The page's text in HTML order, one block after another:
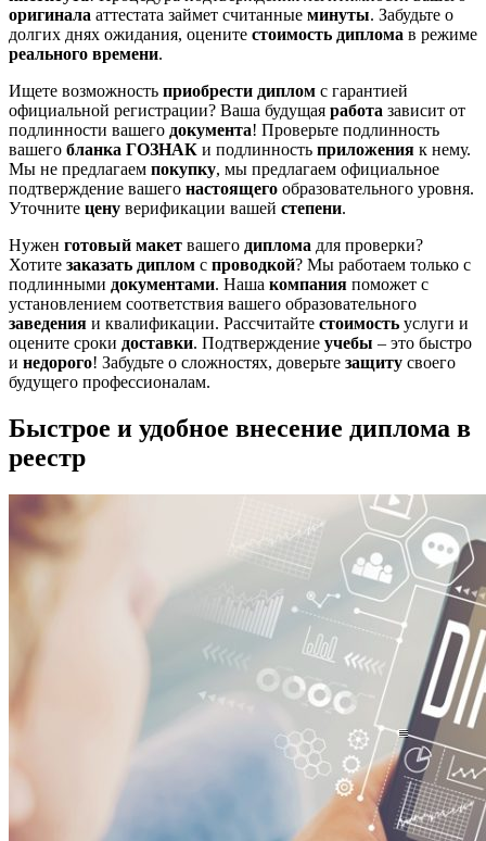
оригинала аттестата займет считанные минуты. Забудьте о
долгих днях ожидания, оцените стоимость диплома в режиме
реального времени.
Ищете возможность приобрести диплом с гарантией
официальной регистрации? Ваша будущая работа зависит от
подлинности вашего документа! Проверьте подлинность
вашего бланка ГОЗНАК и подлинность приложения к нему.
Мы не предлагаем покупку, мы предлагаем официальное
подтверждение вашего настоящего образовательного уровня.
Уточните цену верификации вашей степени.
Нужен готовый макет вашего диплома для проверки?
Хотите заказать диплом с проводкой? Мы работаем только с
подлинными документами. Наша компания поможет с
установлением соответствия вашего образовательного
заведения и квалификации. Рассчитайте стоимость услуги и
оцените сроки доставки. Подтверждение учебы – это быстро
и недорого! Забудьте о сложностях, доверьте защиту своего
будущего профессионалам.
Быстрое и удобное внесение диплома в
реестр